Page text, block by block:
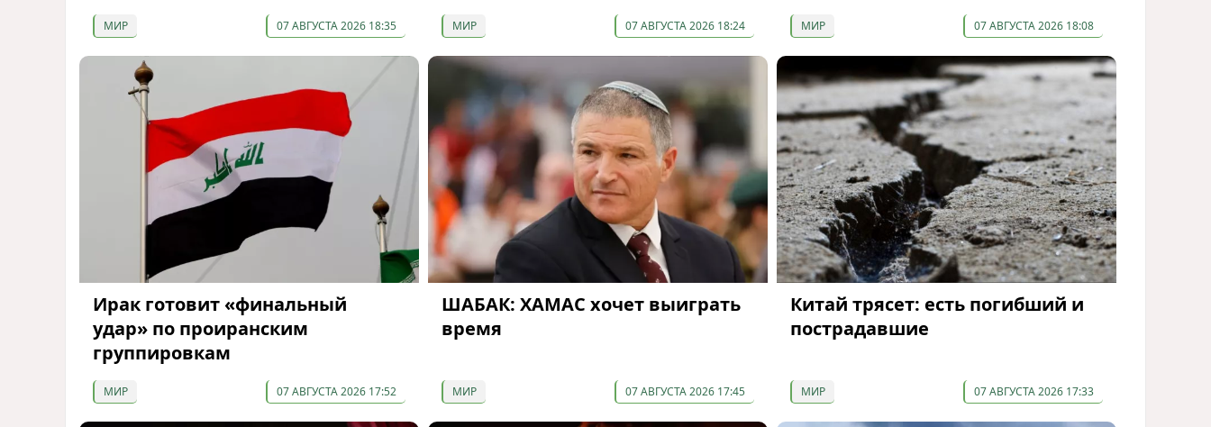
МИР 07 АВГУСТА 2026 18:35 МИР 07 АВГУСТА 2026 18:24 МИР 07 АВГУСТА 2026 18:08
Ирак готовит «финальный
удар» по проиранским
группировкам
МИР 07 АВГУСТА 2026 17:52
ШАБАК: ХАМАС хочет выиграть
время
МИР 07 АВГУСТА 2026 17:45
Китай трясет: есть погибший и
пострадавшие
МИР 07 АВГУСТА 2026 17:33